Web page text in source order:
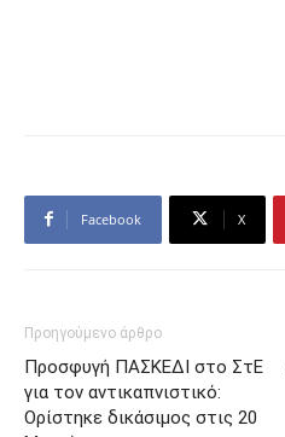
Facebook X
Προηγούμενο άρθρο
Προσφυγή ΠΑΣΚΕΔΙ στο ΣτΕ
για τον αντικαπνιστικό:
Ορίστηκε δικάσιμος στις 20